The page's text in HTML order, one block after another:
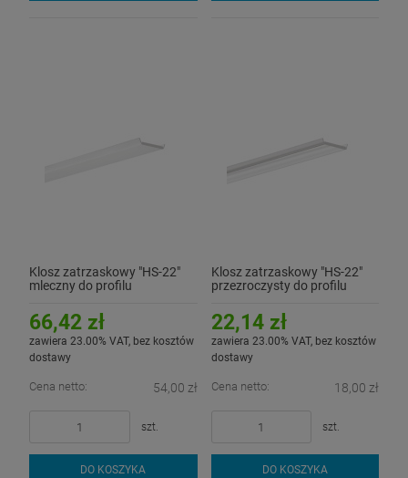
Klosz zatrzaskowy "HS-22"
mleczny do profilu
66,42 zł
zawiera 23.00% VAT, bez kosztów
dostawy
Cena netto: 54,00 zł
szt.
DO KOSZYKA
Klosz zatrzaskowy "HS-22"
przezroczysty do profilu
22,14 zł
zawiera 23.00% VAT, bez kosztów
dostawy
Cena netto: 18,00 zł
szt.
DO KOSZYKA